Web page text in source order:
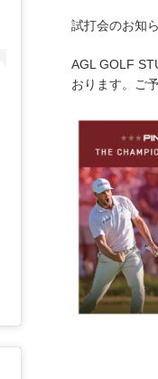
2019年 5月月
試打会のお知
AGL GOLF
おります。ご